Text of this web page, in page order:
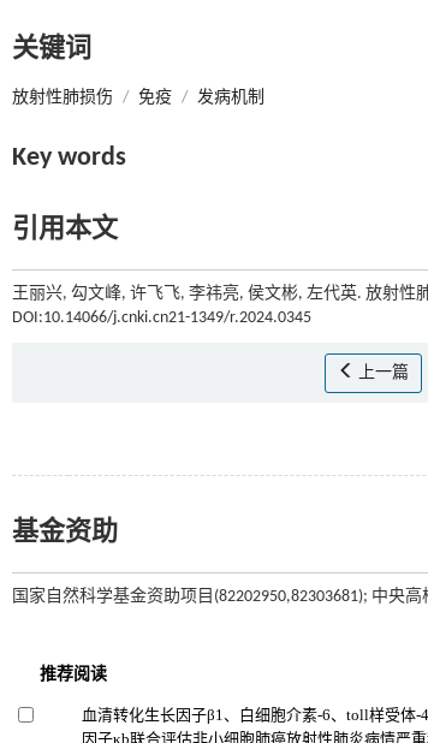
关键词
放射性肺损伤 / 免疫 / 发病机制
Key words
引用本文
王丽兴, 勾文峰, 许飞飞, 李祎亮, 侯文彬, 左代英. 放射性
DOI:10.14066/j.cnki.cn21-1349/r.2024.0345
上一篇
基金资助
国家自然科学基金资助项目(82202950,82303681); 中央